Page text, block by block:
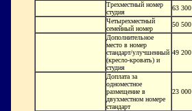
Трехместный номер
студия
63 300
Четырехместный
семейный номер
50 500
Дополнительное
место в номер
стандарт/улучшенный
(кресло-кровать) и
студия
49 200
Доплата за
одноместное
размещение в
двухместном номере
стандарт
23 000